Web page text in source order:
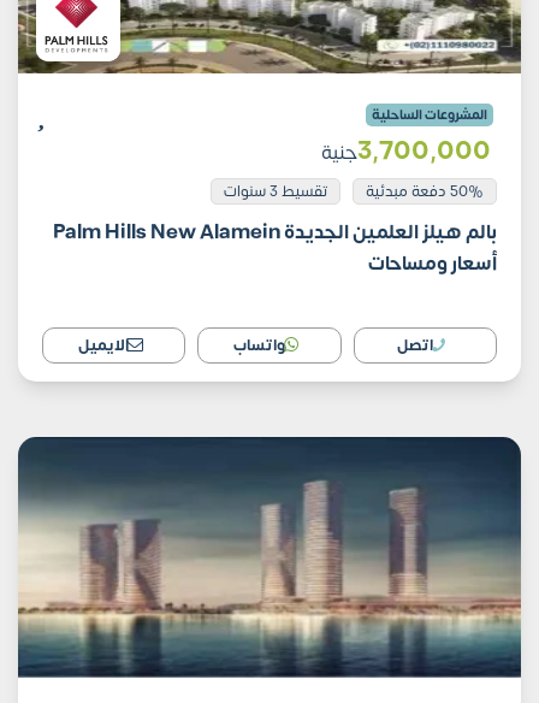
المشروعات الساحلية
3٬700٬000جنية
50% دفعة مبدئية تقسيط 3 سنوات
بالم هيلز العلمين الجديدة Palm Hills New Alamein
أسعار ومساحات
اتصل واتساب الايميل